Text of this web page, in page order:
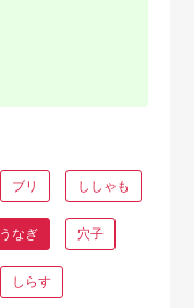
ブリ ししゃも
うなぎ 穴子
しらす